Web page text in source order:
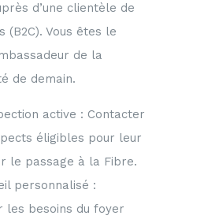
d’une clientèle de
(B2C). Vous êtes le
de la
de demain.
active : Contacter
éligibles pour leur
le passage à la Fibre.
personnalisé :
les besoins du foyer